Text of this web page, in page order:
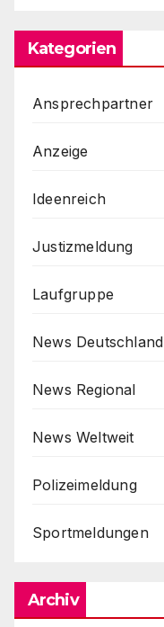
Kategorien
Ansprechpartner
Anzeige
Ideenreich
Justizmeldung
Laufgruppe
News Deutschland
News Regional
News Weltweit
Polizeimeldung
Sportmeldungen
Archiv